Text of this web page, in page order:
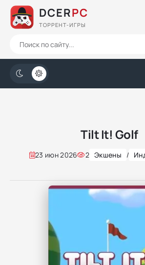
DCERPC
ТОРРЕНТ-ИГРЫ
Tilt It! Golf
23 июн 2026 2 Экшены /